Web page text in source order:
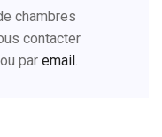
chambres
contacter
ou par email .